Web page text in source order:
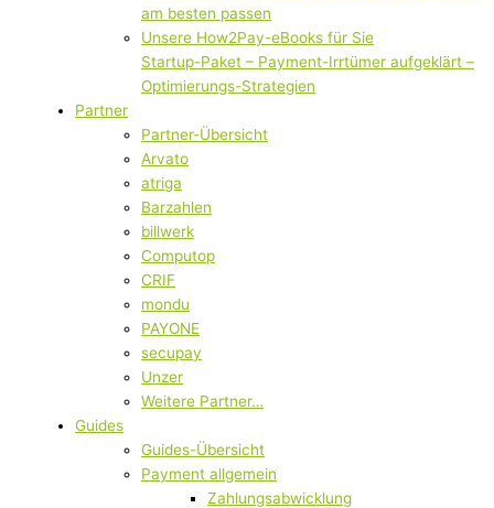
am besten passen
Unsere How2Pay-eBooks für Sie
Startup-Paket – Payment-Irrtümer aufgeklärt –
Optimierungs-Strategien
Partner
Partner-Übersicht
Arvato
atriga
Barzahlen
billwerk
Computop
CRIF
mondu
PAYONE
secupay
Unzer
Weitere Partner…
Guides
Guides-Übersicht
Payment allgemein
Zahlungsabwicklung